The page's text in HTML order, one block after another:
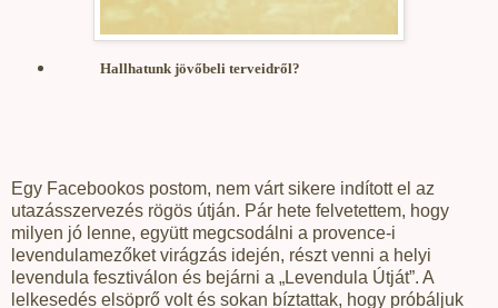
Hallhatunk jövőbeli terveidről?
Egy Facebookos postom, nem várt sikere indított el az
utazásszervezés rögös útján. Pár hete felvetettem, hogy
milyen jó lenne, együtt megcsodálni a provence-i
levendulamezőket virágzás idején, részt venni a helyi
levendula fesztiválon és bejárni a „Levendula Útját”. A
lelkesedés elsöprő volt és sokan bíztattak, hogy próbáljuk